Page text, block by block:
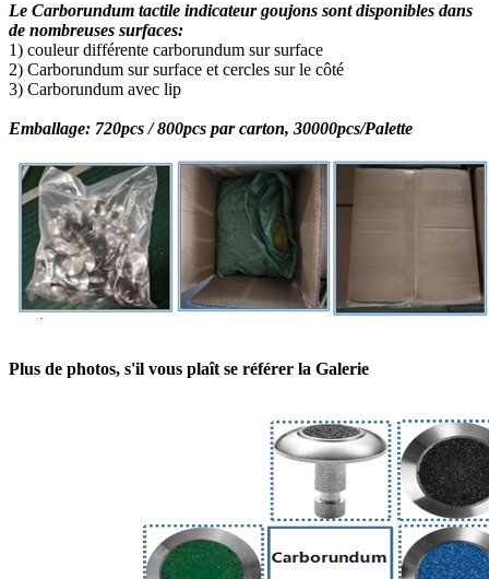
Le Carborundum tactile indicateur goujons sont disponibles dans
de nombreuses surfaces:
1) couleur différente carborundum sur surface
2) Carborundum sur surface et cercles sur le côté
3) Carborundum avec lip
Emballage: 720pcs / 800pcs par carton, 30000pcs/Palette
Plus de photos, s'il vous plaît se référer la Galerie